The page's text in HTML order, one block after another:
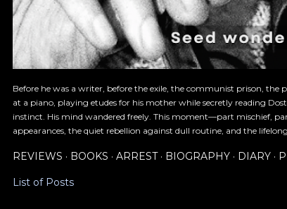
Before he was a writer, before the exile, the communist prison,
at a piano, playing etudes for his mother while secretly reading
instinct. His mind wandered freely. This moment—part mischief,
appearances, the quiet rebellion against dull routine, and the
REVIEWS BOOKS ARREST BIOGRAPHY DIARY
List of Posts